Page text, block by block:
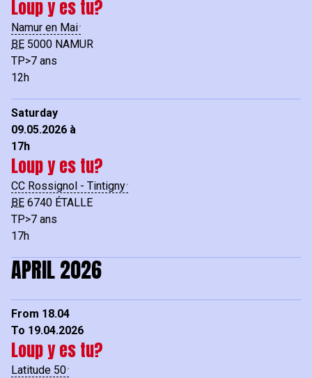
Loup y es tu?
Namur en Mai
BE 5000 NAMUR
TP>7 ans
12h
Saturday
09.05.2026 à
17h
Loup y es tu?
CC Rossignol - Tintigny
BE 6740 ÉTALLE
TP>7 ans
17h
APRIL 2026
From 18.04
To 19.04.2026
Loup y es tu?
Latitude 50